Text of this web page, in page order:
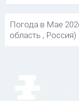
Погода в Мае
область , Россия)